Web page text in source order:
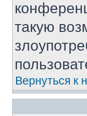
такую
Вернуться к